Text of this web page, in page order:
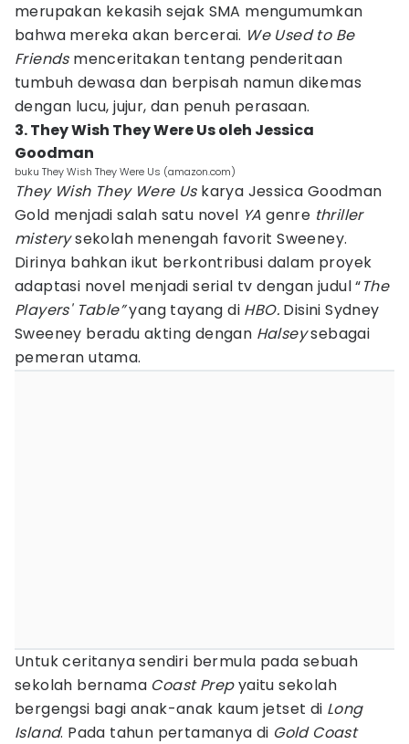
merupakan kekasih sejak SMA mengumumkan
bahwa mereka akan bercerai. We Used to Be
Friendsmenceritakan tentang penderitaan
tumbuh dewasa dan berpisah namun dikemas
dengan lucu, jujur, dan penuh perasaan.
3. They Wish They Were Us oleh Jessica
Goodman
buku They Wish They Were Us (amazon.com)
They Wish They Were Uskarya Jessica Goodman
Gold menjadi salah satu novel YA genre thriller
misterysekolah menengah favorit Sweeney.
Dirinya bahkan ikut berkontribusi dalam proyek
adaptasi novel menjadi serial tv dengan judul “The
Players' Table”yang tayang di HBO. Disini Sydney
Sweeney beradu akting dengan Halseysebagai
pemeran utama.
Untuk ceritanya sendiri bermula pada sebuah
sekolah bernama Coast Prepyaitu sekolah
bergengsi bagi anak-anak kaum jetset di Long
Island. Pada tahun pertamanya di Gold Coast